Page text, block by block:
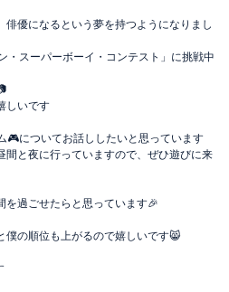
俳優になるという夢を持つようになりまし
・スーパーボーイ・コンテスト」に挑戦中
しいです
🎮についてお話ししたいと思っています
間と夜に行っていますので、ぜひ遊びに来
を過ごせたらと思っています🎉
僕の順位も上がるので嬉しいです😸